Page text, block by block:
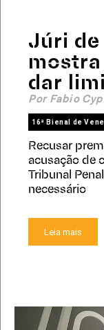
Júri de
dar
Por Fabio
16ª Bienal de
Recusar
acusação de
Tribunal
necessário
Leia mais